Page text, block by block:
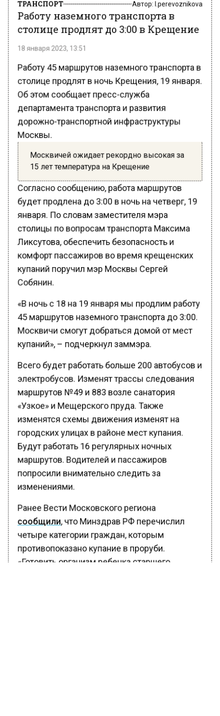
Работу наземного транспорта в
столице продлят до 3:00 в Крещение
столице продлят в ночь Крещения, 19 января.
Об этом сообщает пресс-служба
департамента транспорта и развития
дорожно-транспортной инфраструктуры
Москвы.
15 лет температура на Крещение
Согласно сообщению, работа маршрутов
будет продлена до 3:00 в ночь на четверг, 19
января. По словам заместителя мэра
столицы по вопросам транспорта Максима
Ликсутова, обеспечить безопасность и
комфорт пассажиров во время крещенских
купаний поручил мэр Москвы Сергей
Собянин.
«В ночь с 18 на 19 января мы продлим работу
45 маршрутов наземного транспорта до 3:00.
Москвичи смогут добраться домой от мест
купаний», – подчеркнул заммэра.
Всего будет работать больше 200 автобусов и
электробусов. Изменят трассы следования
маршрутов №49 и 883 возле санатория
«Узкое» и Мещерского пруда. Также
изменятся схемы движения изменят на
городских улицах в районе мест купания.
Будут работать 16 регулярных ночных
маршрутов. Водителей и пассажиров
попросили внимательно следить за
изменениями.
Ранее Вести Московского региона
сообщили, что Минздрав РФ перечислил
четыре категории граждан, которым
противопоказано купание в проруби.
«Готовить организм ребенка старшего